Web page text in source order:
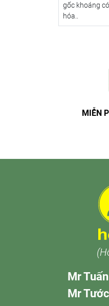
gốc khoáng
hóa..
MIỄN
Mr
Mr